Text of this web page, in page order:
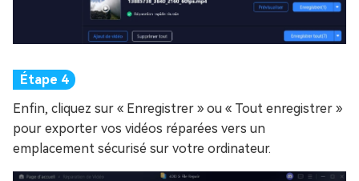
Enfin, cliquez sur « Enregistrer » ou « Tout enregistrer »
pour exporter vos vidéos réparées vers un
emplacement sécurisé sur votre ordinateur.